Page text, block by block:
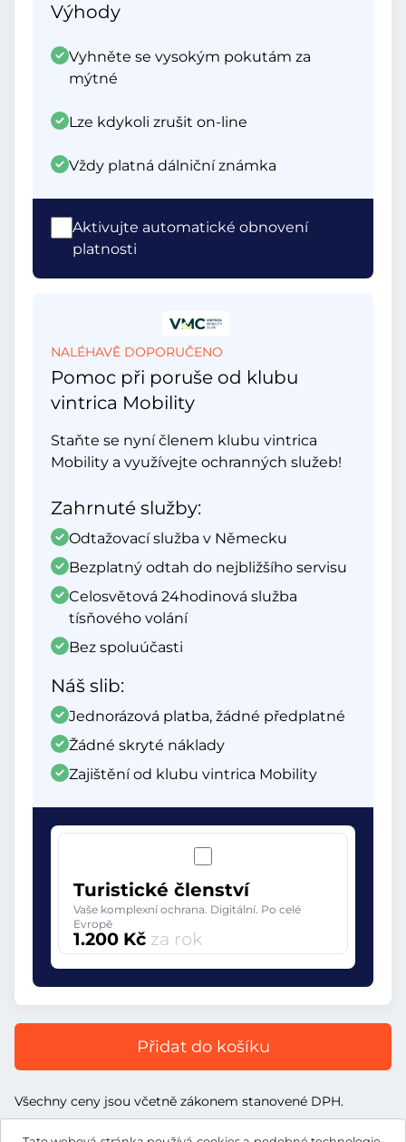
Výhody
Vyhněte se vysokým pokutám za
mýtné
Lze kdykoli zrušit on-line
Vždy platná dálniční známka
Aktivujte automatické obnovení
platnosti
NALÉHAVĚ DOPORUČENO
Pomoc při poruše od klubu
vintrica Mobility
Staňte se nyní členem klubu vintrica
Mobility a využívejte ochranných služeb!
Zahrnuté služby:
Odtažovací služba v Německu
Bezplatný odtah do nejbližšího servisu
Celosvětová 24hodinová služba
tísňového volání
Bez spoluúčasti
Náš slib:
Jednorázová platba, žádné předplatné
Žádné skryté náklady
Zajištění od klubu vintrica Mobility
Turistické členství
Vaše komplexní ochrana. Digitální. Po celé
Evropě
1.200 Kč za rok
Přidat do košíku
Všechny ceny jsou včetně zákonem stanovené DPH.